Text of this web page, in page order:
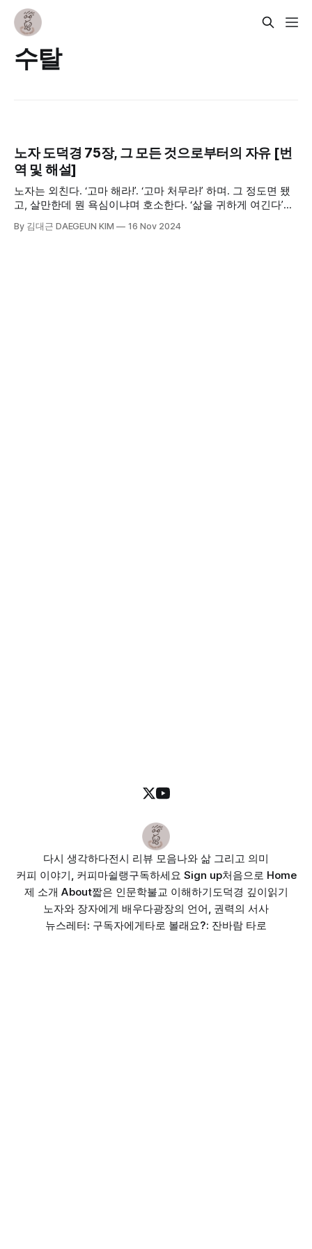
수탈
노자 도덕경 75장, 그 모든 것으로부터의 자유 [번
역 및 해설]
노자는 외친다. ‘고마 해라!’. ‘고마 처무라!’ 하며. 그 정도면 됐
고, 살만한데 뭔 욕심이냐며 호소한다. ‘삶을 귀하게 여긴다’는
금가루라도 뿌려먹는다고 인생이 더 낫고, 그런다고 영생을 누
By 김대근 DAEGEUN KIM 16 Nov 2024
다시 생각하다전시 리뷰 모음나와 삶 그리고 의미
커피 이야기, 커피마쉴랭구독하세요 Sign up처음으로 Home
제 소개 About짧은 인문학불교 이해하기도덕경 깊이읽기
노자와 장자에게 배우다광장의 언어, 권력의 서사
뉴스레터: 구독자에게타로 볼래요?: 잔바람 타로